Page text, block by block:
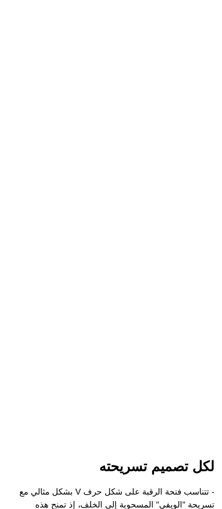
لكل تصميم تسريحته
- تتناسب فتحة الرقبة على شكل حرف V بشكل مثالي مع
تسريحة "الويفي" المسحوبة إلى الخلف، إذ تمنح هذه